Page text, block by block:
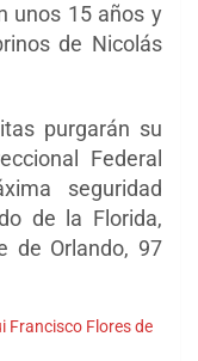
unos 15 años y
de Nicolás
purgarán su
Federal
seguridad
de la Florida,
de Orlando, 97
Francisco Flores de